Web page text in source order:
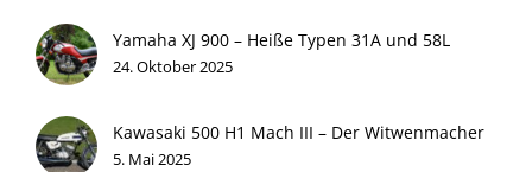
Yamaha XJ 900 – Heiße Typen 31A und 58L
24. Oktober 2025
Kawasaki 500 H1 Mach III – Der Witwenmacher
5. Mai 2025